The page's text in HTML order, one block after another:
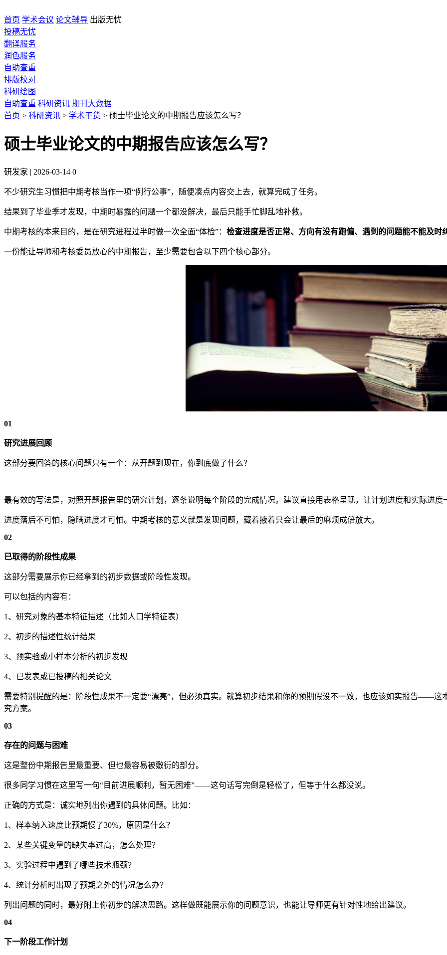
首页 学术会议 论文辅导 出版无忧
投稿无忧
翻译服务
润色服务
自助查重
排版校对
科研绘图
自助查重 科研资讯 期刊大数据
首页 > 科研资讯 > 学术干货 > 硕士毕业论文的中期报告应该怎么写？
硕士毕业论文的中期报告应该怎么写？
研发家 | 2026-03-14 0
不少研究生习惯把中期考核当作一项“例行公事”，随便凑点内容交上去，就算完成了任务。
结果到了毕业季才发现，中期时暴露的问题一个都没解决，最后只能手忙脚乱地补救。
中期考核的本来目的，是在研究进程过半时做一次全面“体检”： 检查进度是否正常、方向有没有跑偏、遇到的问题能不能及时
一份能让导师和考核委员放心的中期报告，至少需要包含以下四个核心部分。
01
研究进展回顾
这部分要回答的核心问题只有一个：从开题到现在，你到底做了什么？
最有效的写法是，对照开题报告里的研究计划，逐条说明每个阶段的完成情况。建议直接用表格呈现，让计划进度和实际进度
进度落后不可怕，隐瞒进度才可怕。中期考核的意义就是发现问题，藏着掖着只会让最后的麻烦成倍放大。
02
已取得的阶段性成果
这部分需要展示你已经拿到的初步数据或阶段性发现。
可以包括的内容有：
1、研究对象的基本特征描述（比如人口学特征表）
2、初步的描述性统计结果
3、预实验或小样本分析的初步发现
4、已发表或已投稿的相关论文
需要特别提醒的是：阶段性成果不一定要“漂亮”，但必须真实。就算初步结果和你的预期假设不一致，也应该如实报告——
究方案。
03
存在的问题与困难
这是整份中期报告里最重要、但也最容易被敷衍的部分。
很多同学习惯在这里写一句“目前进展顺利，暂无困难”——这句话写完倒是轻松了，但等于什么都没说。
正确的方式是：诚实地列出你遇到的具体问题。比如：
1、样本纳入速度比预期慢了30%，原因是什么？
2、某些关键变量的缺失率过高，怎么处理？
3、实验过程中遇到了哪些技术瓶颈？
4、统计分析时出现了预期之外的情况怎么办？
列出问题的同时，最好附上你初步的解决思路。这样做既能展示你的问题意识，也能让导师更有针对性地给出建议。
04
下一阶段工作计划